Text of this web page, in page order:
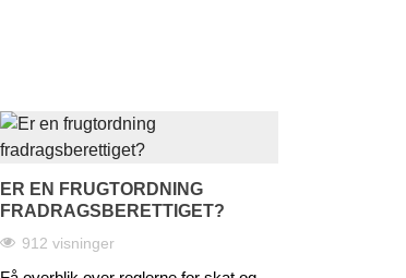
ER EN FRUGTORDNING
FRADRAGSBERETTIGET?
912 visninger